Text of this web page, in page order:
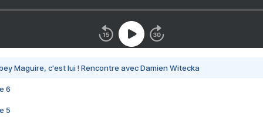
Maguire, c'est lui ! Rencontre avec Damien Witecka
6
5